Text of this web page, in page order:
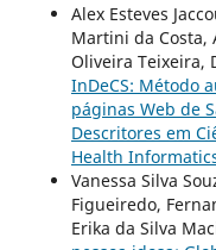
Alex Esteves
Martini da Costa,
Oliveira Teixeira,
InDeCS: Método
páginas Web de
Descritores em
Health
Vanessa Silva
Figueiredo,
Erika da Silva